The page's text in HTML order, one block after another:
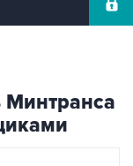
Минтранса